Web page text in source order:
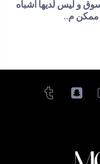
و ليس لديها اشباه
ممكن م..